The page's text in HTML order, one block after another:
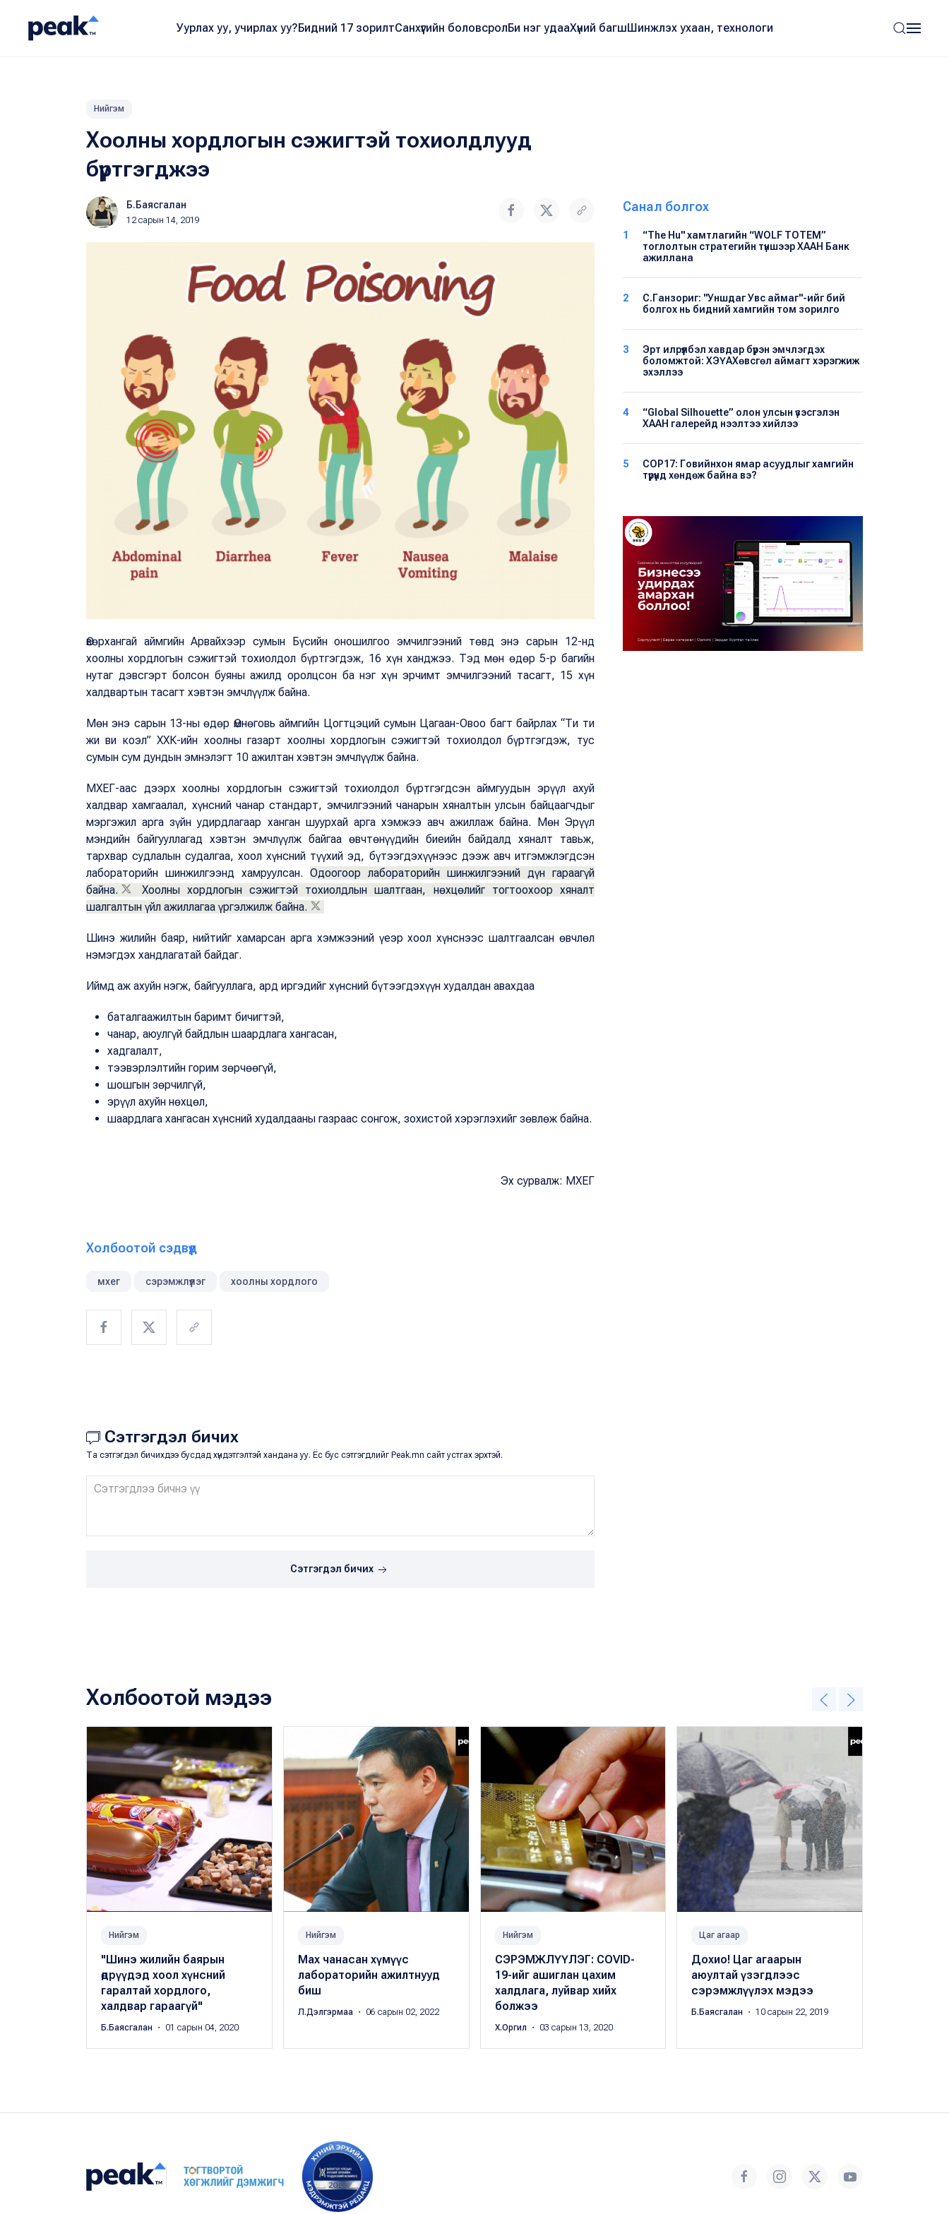
Уурлах уу, учирлах уу?Бидний 17 зорилтСанхүүгийн боловсролБи нэг удааХүний багшШинжлэх ухаан, технологи
Нийгэм
Хоолны хордлогын сэжигтэй тохиолдлууд
бүртгэгджээ
Б.Баясгалан
12 сарын 14, 2019
Өвөрхангай аймгийн Арвайхээр сумын Бүсийн оношилгоо эмчилгээний төвд энэ сарын 12-нд
хоолны хордлогын сэжигтэй тохиолдол бүртгэгдэж, 16 хүн ханджээ. Тэд мөн өдөр 5-р багийн
нутаг дэвсгэрт болсон буяны ажилд оролцсон ба нэг хүн эрчимт эмчилгээний тасагт, 15 хүн
халдвартын тасагт хэвтэн эмчлүүлж байна.
Мөн энэ сарын 13-ны өдөр Өмнөговь аймгийн Цогтцэций сумын Цагаан-Овоо багт байрлах “Ти ти
жи ви коэл” ХХК-ийн хоолны газарт хоолны хордлогын сэжигтэй тохиолдол бүртгэгдэж, тус
сумын сум дундын эмнэлэгт 10 ажилтан хэвтэн эмчлүүлж байна.
МХЕГ-аас дээрх хоолны хордлогын сэжигтэй тохиолдол бүртгэгдсэн аймгуудын эрүүл ахуй
халдвар хамгаалал, хүнсний чанар стандарт, эмчилгээний чанарын хяналтын улсын байцаагчдыг
мэргэжил арга зүйн удирдлагаар ханган шуурхай арга хэмжээ авч ажиллаж байна. Мөн Эрүүл
мэндийн байгууллагад хэвтэн эмчлүүлж байгаа өвчтөнүүдийн биеийн байдалд хяналт тавьж,
тархвар судлалын судалгаа, хоол хүнсний түүхий эд, бүтээгдэхүүнээс дээж авч итгэмжлэгдсэн
лабораторийн шинжилгээнд хамруулсан. Одоогоор лабораторийн шинжилгээний дүн гараагүй
байна.
Хоолны хордлогын сэжигтэй тохиолдлын шалтгаан, нөхцөлийг тогтоохоор хяналт
шалгалтын үйл ажиллагаа үргэлжилж байна.
Шинэ жилийн баяр, нийтийг хамарсан арга хэмжээний үеэр хоол хүнснээс шалтгаалсан өвчлөл
нэмэгдэх хандлагатай байдаг.
Иймд аж ахуйн нэгж, байгууллага, ард иргэдийг хүнсний бүтээгдэхүүн худалдан авахдаа
баталгаажилтын баримт бичигтэй,
чанар, аюулгүй байдлын шаардлага хангасан,
хадгалалт,
тээвэрлэлтийн горим зөрчөөгүй,
шошгын зөрчилгүй,
эрүүл ахуйн нөхцөл,
шаардлага хангасан хүнсний худалдааны газраас сонгож, зохистой хэрэглэхийг зөвлөж байна.
Эх сурвалж: МХЕГ
Холбоотой сэдвүүд
мхег сэрэмжлүүлэг хоолны хордлого
Сэтгэгдэл бичих
Та сэтгэгдэл бичихдээ бусдад хүндэтгэлтэй хандана уу. Ёс бус сэтгэгдлийг Peak.mn сайт устгах эрхтэй.
Сэтгэгдэл бичих
Санал болгох
1
“The Hu" хамтлагийн “WOLF TOTEM”
тоглолтын стратегийн түншээр ХААН Банк
ажиллана
2
С.Ганзориг: "Уншдаг Увс аймаг"-ийг бий
болгох нь бидний хамгийн том зорилго
3
Эрт илрүүлбэл хавдар бүрэн эмчлэгдэх
боломжтой: ХЭҮА​Хөвсгөл аймагт хэрэгжиж
эхэллээ
4
“Global Silhouette” олон улсын үзэсгэлэн
ХААН галерейд нээлтээ хийлээ
5
COP17: Говийнхон ямар асуудлыг хамгийн
түрүүнд хөндөж байна вэ?
Холбоотой мэдээ
Нийгэм
"Шинэ жилийн баярын
өдрүүдэд хоол хүнсний
гаралтай хордлого,
халдвар гараагүй"
Б.Баясгалан ・ 01 сарын 04, 2020
Нийгэм
Мах чанасан хүмүүс
лабораторийн ажилтнууд
биш
Л.Дэлгэрмаа ・ 06 сарын 02, 2022
Нийгэм
СЭРЭМЖЛҮҮЛЭГ: COVID-
19-ийг ашиглан цахим
халдлага, луйвар хийх
болжээ
Х.Оргил ・ 03 сарын 13, 2020
Цаг агаар
Дохио! Цаг агаарын
аюултай үзэгдлээс
сэрэмжлүүлэх мэдээ
Б.Баясгалан ・ 10 сарын 22, 2019